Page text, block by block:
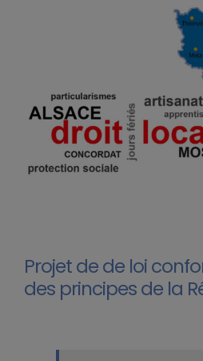
Projet de de loi
des principes de la